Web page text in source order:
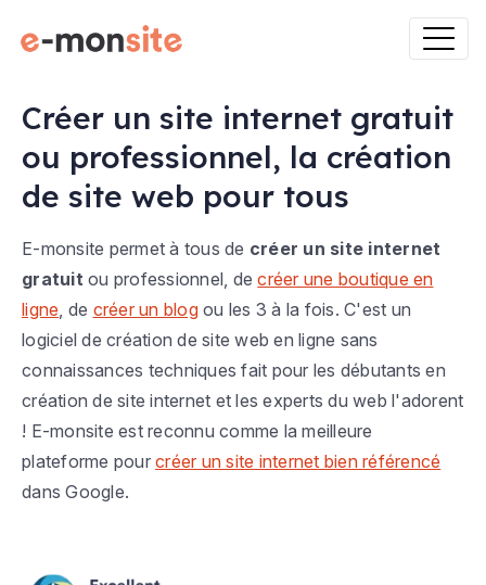
Créer un site internet gratuit
ou professionnel, la création
de site web pour tous
E-monsite permet à tous de créer un site internet
gratuit ou professionnel, decréer une boutique en
ligne , de créer un blogou les 3 à la fois. C'est un
logiciel de création de site web en ligne sans
connaissances techniques fait pour les débutants en
création de site internet et les experts du web l'adorent
! E-monsite est reconnu comme la meilleure
plateforme pour créer un site internet bien référencé
dans Google.